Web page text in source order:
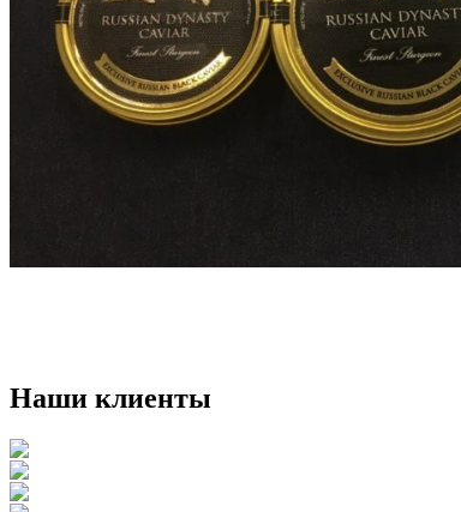
Наши клиенты